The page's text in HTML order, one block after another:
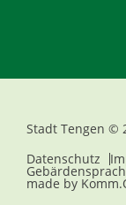
Stadt Tengen ©
Datenschutz
made by